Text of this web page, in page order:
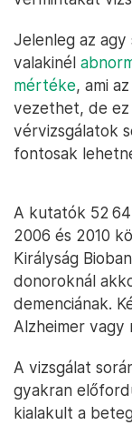
Jelenleg az
valakinél
mértéke, ami
vezethet, de ez
vérvizsgálatok
fontosak
A kutatók 52
2006 és 2010
Királyság
donoroknál
demenciának.
Alzheimer vagy
A vizsgálat
gyakran
kialakult a